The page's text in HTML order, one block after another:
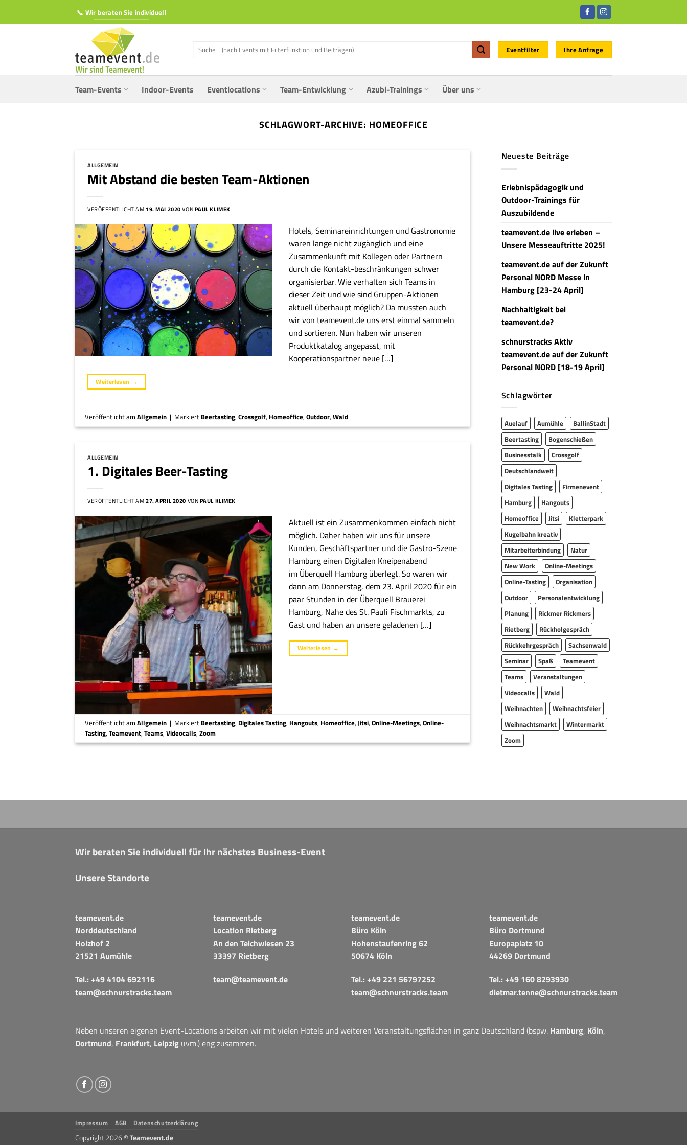
📞 Wir beraten Sie individuell
Suchen
nach:
Eventfilter Ihre Anfrage
Team-Events Indoor-Events Eventlocations Team-Entwicklung Azubi-Trainings Über uns
SCHLAGWORT-ARCHIVE: HOMEOFFICE
ALLGEMEIN
Mit Abstand die besten Team-Aktionen
VERÖFFENTLICHT AM 19. MAI 2020VONPAUL KLIMEK
Hotels, Seminareinrichtungen und Gastronomie
waren lange nicht zugänglich und eine
Zusammenkunft mit Kollegen oder Partnern
durch die Kontakt-beschränkungen schwer
organisierbar. Wie verhalten sich Teams in
dieser Zeit und wie sind Gruppen-Aktionen
aktuell überhaupt möglich? Da mussten auch
wir von teamevent.de uns erst einmal sammeln
und sortieren. Nun haben wir unseren
Produktkatalog angepasst, mit
Kooperationspartner neue […]
Weiterlesen →
Veröffentlicht amAllgemein | Markiert Beertasting,Crossgolf, Homeoffice,Outdoor,Wald
ALLGEMEIN
1. Digitales Beer-Tasting
VERÖFFENTLICHT AM27. APRIL 2020 VONPAUL KLIMEK
Aktuell ist ein Zusammenkommen einfach nicht
möglich. Daher haben wir uns für unsere
Kunden, Geschäftspartner und die Gastro-Szene
Hamburg einen Digitalen Kneipenabend
im Überquell Hamburg überlegt. So waren wir
dann am Donnerstag, dem 23. April 2020 für ein
paar Stunden in der Überquell Brauerei
Hamburg, Nahe des St. Pauli Fischmarkts, zu
Gast und haben an unsere geladenen […]
Weiterlesen →
Veröffentlicht amAllgemein | Markiert Beertasting, Digitales Tasting, Hangouts, Homeoffice,Jitsi,Online-Meetings,Online-
Tasting,Teamevent,Teams,Videocalls,Zoom
Neueste Beiträge
Erlebnispädagogik und
Outdoor-Trainings für
Auszubildende
teamevent.de live erleben –
Unsere Messeauftritte 2025!
teamevent.de auf der Zukunft
Personal NORD Messe in
Hamburg [23-24 April]
Nachhaltigkeit bei
teamevent.de?
schnurstracks Aktiv
teamevent.de auf der Zukunft
Personal NORD [18-19 April]
Schlagwörter
Auelauf Aumühle
BallinStadt
Beertasting
Bogenschießen
Businesstalk
Crossgolf
Deutschlandweit
Digitales Tasting
Firmenevent
Hamburg
Hangouts
Homeoffice
Jitsi
Kletterpark
Kugelbahn kreativ
Mitarbeiterbindung
Natur
New Work
Online-Meetings
Online-Tasting
Organisation
Outdoor
Personalentwicklung
Planung
Rickmer Rickmers
Rietberg
Rückholgespräch
Rückkehrgespräch
Sachsenwald
Seminar
Spaß
Teamevent
Teams
Veranstaltungen
Videocalls
Wald
Weihnachten
Weihnachtsfeier
Weihnachtsmarkt
Wintermarkt
Zoom
Wir beraten Sie individuell für Ihr nächstes Business-Event
Unsere Standorte
teamevent.de
Norddeutschland
Holzhof 2
21521 Aumühle
Tel.:+49 4104 692116
team@schnurstracks.team
teamevent.de
Location Rietberg
An den Teichwiesen 23
33397 Rietberg
team@teamevent.de
teamevent.de
Büro Köln
Hohenstaufenring 62
50674 Köln
Tel.:+49 221 56797252
team@schnurstracks.team
teamevent.de
Büro Dortmund
Europaplatz 10
44269 Dortmund
Tel.:+49 160 8293930
dietmar.tenne@schnurstracks.team
Neben unseren eigenen Event-Locations arbeiten wir mit vielen Hotels und weiteren Veranstaltungsflächen in ganz Deutschland (bspw. Hamburg, Köln,
Dortmund, Frankfurt, Leipzig uvm.) eng zusammen.
Impressum AGB Datenschutzerklärung
Copyright 2026 ©Teamevent.de